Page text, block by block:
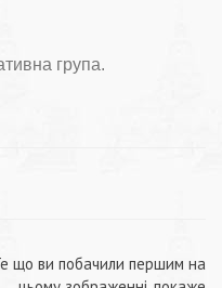
група.
що ви побачили першим на